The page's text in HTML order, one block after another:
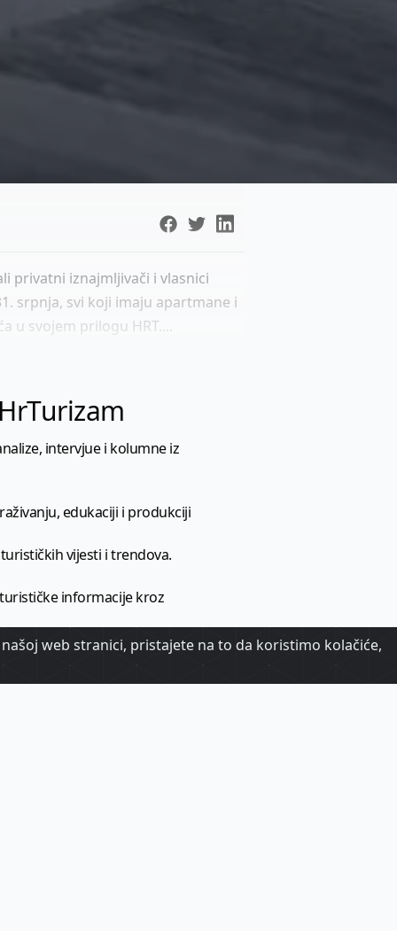
privatni iznajmljivači i vlasnici
srpnja, svi koji imaju apartmane i
u svojem prilogu HRT....
intervjue i kolumne iz
edukaciji i produkciji
vijesti i trendova.
informacije kroz
web stranici, pristajete na to da koristimo kolačiće,